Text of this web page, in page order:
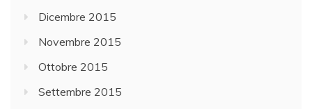
Dicembre 2015
Novembre 2015
Ottobre 2015
Settembre 2015